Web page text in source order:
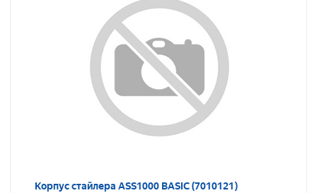
Корпус стайлера ASS1000 BASIC (7010121)